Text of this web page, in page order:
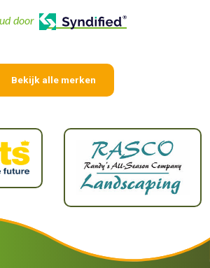
door
Bekijk alle merken